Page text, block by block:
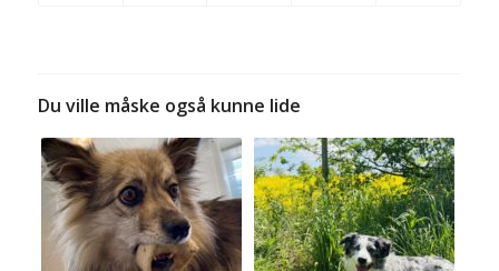
Du ville måske også kunne lide